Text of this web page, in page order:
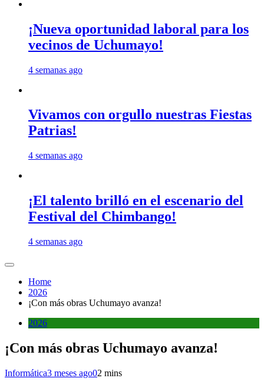
¡Nueva oportunidad laboral para los
vecinos de Uchumayo!
4 semanas ago
Vivamos con orgullo nuestras Fiestas
Patrias!
4 semanas ago
¡El talento brilló en el escenario del
Festival del Chimbango!
4 semanas ago
Home
2026
¡Con más obras Uchumayo avanza!
2026
¡Con más obras Uchumayo avanza!
Informática3 meses ago02 mins